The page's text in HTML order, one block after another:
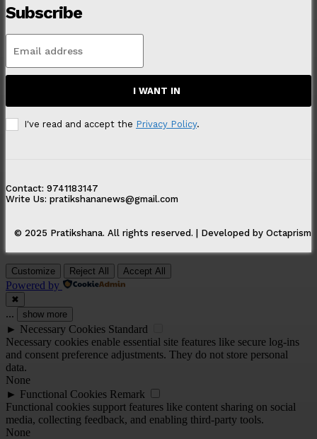
Subscribe
I WANT IN
I've read and accept the Privacy Policy.
Contact: 9741183147
Write Us: pratikshananews@gmail.com
© 2025 Pratikshana. All rights reserved. | Developed by Octaprism
Customize Reject All Accept All
Powered by
✖
... show more
► Necessary Cookies Standard
Necessary cookies enable essential site features like secure log-ins
and consent preference adjustments. They do not store personal
data.
None
► Functional Cookies Remark
Functional cookies support features like content sharing on social
media, collecting feedback, and enabling third-party tools.
None